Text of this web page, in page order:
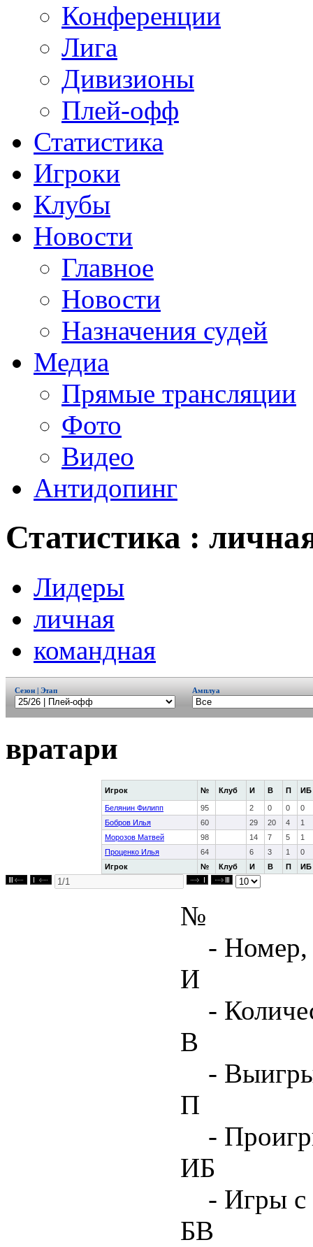
Конференции
Лига
Дивизионы
Плей-офф
Статистика
Игроки
Клубы
Новости
Главное
Новости
Назначения судей
Медиа
Прямые трансляции
Фото
Видео
Антидопинг
Статистика :
Лидеры
личная
командная
Сезон | Этап Амплуа
вратари
Игрок № Клуб И В П ИБ
Игрок № Клуб И В П ИБ
Белянин Филипп 95 2 0 0
0
Бобров Илья
60 29 20 4
1
Морозов Матвей
98 14 7 5
1
Проценко Илья
64 6 3 1 0
№
- Номер,
И
-
В
-
П
-
ИБ
- Игры с
БВ